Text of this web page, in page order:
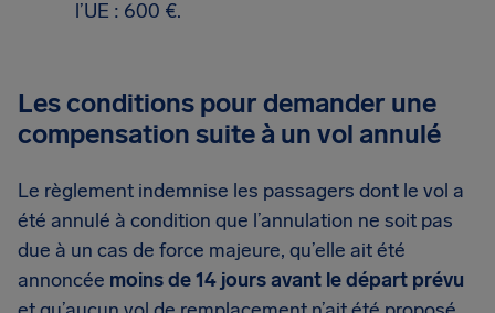
l’UE : 600 €.
Les conditions pour demander une
compensation suite à un vol annulé
Le règlement indemnise les passagers dont le vol a
été annulé à condition que l’annulation ne soit pas
due à un cas de force majeure, qu’elle ait été
annoncée moins de 14 jours avant le départ prévu